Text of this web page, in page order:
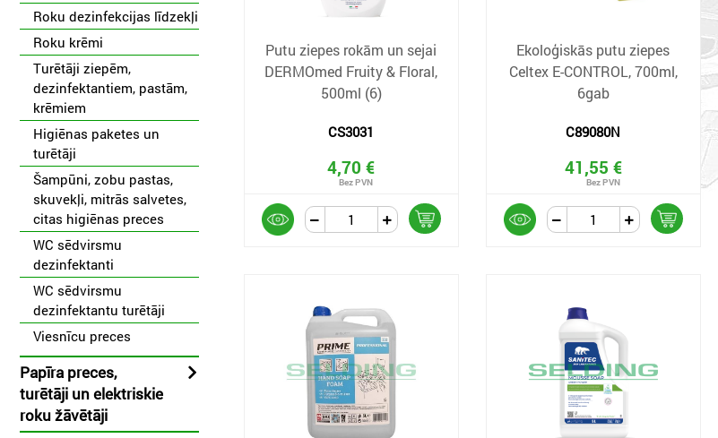
Roku dezinfekcijas līdzekļi
Roku krēmi
Turētāji ziepēm,
dezinfektantiem, pastām,
krēmiem
Higiēnas paketes un
turētāji
Šampūni, zobu pastas,
skuvekļi, mitrās salvetes,
citas higiēnas preces
WC sēdvirsmu
dezinfektanti
WC sēdvirsmu
dezinfektantu turētāji
Viesnīcu preces
Papīra preces,
turētāji un elektriskie
roku žāvētāji
Putu ziepes rokām un sejai
DERMOmed Fruity & Floral,
500ml (6)
CS3031
4,70 €
Ekoloģiskās putu ziepes
Celtex E-CONTROL, 700ml,
6gab
C89080N
41,55 €